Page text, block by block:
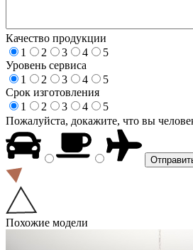
Качество продукции
1
2 3 4
5
Уровень сервиса
1
2 3 4
5
Срок изготовления
1
2 3 4
5
Пожалуйста, докажите, что вы
Похожие модели